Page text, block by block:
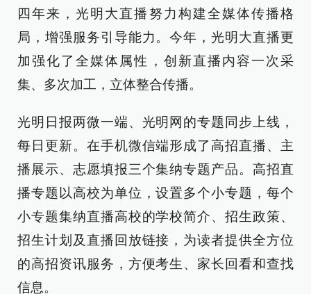
四年来，光明大直播努力构建全媒体传播格
局，增强服务引导能力。今年，光明大直播更
加强化了全媒体属性，创新直播内容一次采
集、多次加工，立体整合传播。
光明日报两微一端、光明网的专题同步上线，
每日更新。在手机微信端形成了高招直播、主
播展示、志愿填报三个集纳专题产品。高招直
播专题以高校为单位，设置多个小专题，每个
小专题集纳直播高校的学校简介、招生政策、
招生计划及直播回放链接，为读者提供全方位
的高招资讯服务，方便考生、家长回看和查找
信息。